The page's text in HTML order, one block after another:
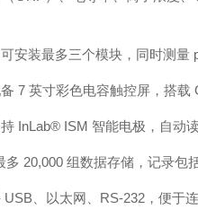
安装最多三个模块，同时测量
7 英寸彩色电容触控屏，搭
InLab® ISM 智能电极，自动
20,000 组数据存储，记录包
、以太网、RS-232，便于